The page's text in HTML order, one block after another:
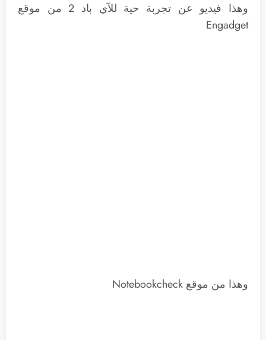
وهذا فيديو عن تجربة حية للآي باد 2 من موقع
Engadget
وهذا من موقع Notebookcheck